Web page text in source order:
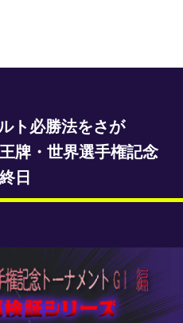
ト必勝法をさが
牌・世界選手権記念
日